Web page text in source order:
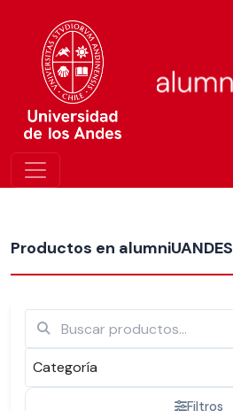
Productos en alumniUANDES
Filtros